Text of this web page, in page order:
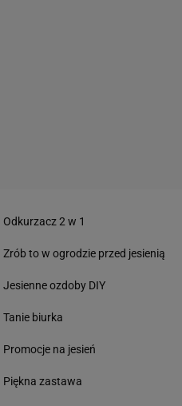
Odkurzacz 2 w 1
Zrób to w ogrodzie przed jesienią
Jesienne ozdoby DIY
Tanie biurka
Promocje na jesień
Piękna zastawa